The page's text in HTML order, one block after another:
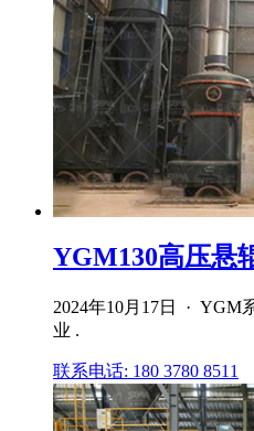
YGM130高压悬
2024年10月17日 · YGM
业 .
联系电话: 180 3780 8511